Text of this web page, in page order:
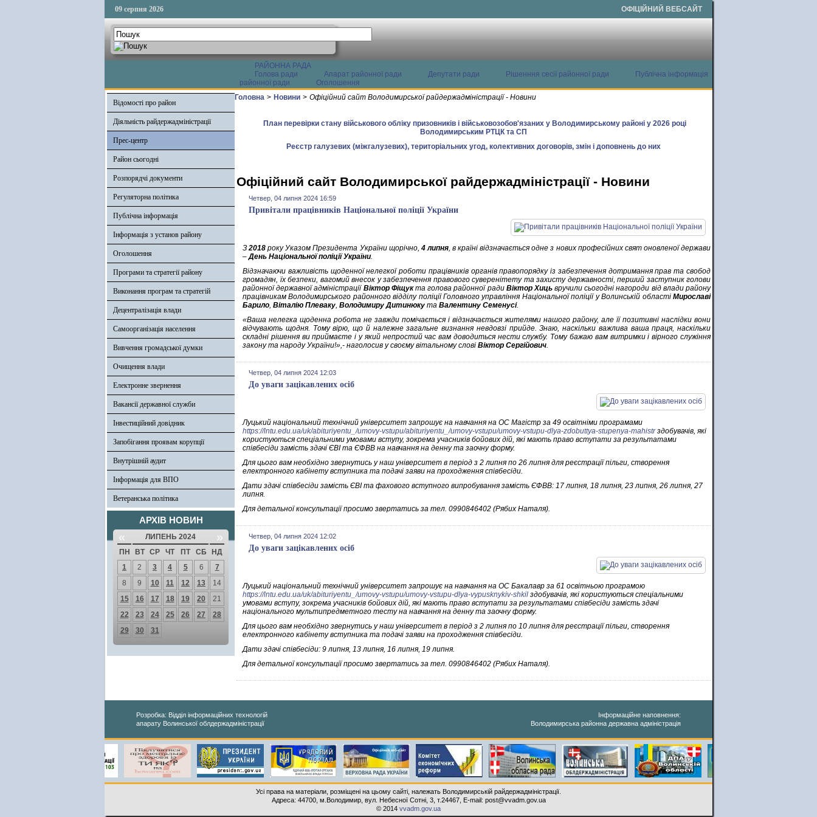
09 серпня 2026 ОФІЦІЙНИЙ ВЕБСАЙТ
РАЙОННА РАДА
Голова ради
Апарат районної ради Депутати ради Рішенння сесії районної ради
Публічна інформація
районної ради
Оголошення
Відомості про район
Діяльність райдержадміністрації
Прес-центр
Район сьогодні
Розпорядчі документи
Регуляторна політика
Публічна інформація
Інформація з установ району
Оголошення
Програми та стратегії району
Виконання програм та стратегій
Децентралізація влади
Самоорганізація населення
Вивчення громадської думки
Очищення влади
Електронне звернення
Вакансії державної служби
Інвестиційний довідник
Запобігання проявам корупції
Внутрішній аудит
Інформація для ВПО
Ветеранська політика
АРХІВ НОВИН
« ЛИПЕНЬ 2024 »
ПН ВТ СР ЧТ ПТ СБ
НД
1
2 3 4 5 6
7
8
9 10 11 12 13
14
15
16 17 18 19 20
21
22
23 24 25 26 27
28
29
30 31
Головна > Новини > Офіційний сайт Володимирської райдержадміністрації - Новини
План перевірки стану військового обліку призовників і військовозобов'язаних у Володимирському районі у 2026 році
Володимирським РТЦК та СП
Реєстр галузевих (міжгалузевих), територіальних угод, колективних договорів, змін і доповнень до них
Офіційний сайт Володимирської райдержадміністрації - Новини
Четвер, 04 липня 2024 16:59
Привітали працівників Національної поліції України
З2018 року Указом Президента України щорічно, 4 липня, в країні відзначається одне з нових професійних свят оновленої держави
–День Національної поліції України.
Відзначаючи важливість щоденної нелегкої роботи працівників органів правопорядку із забезпечення дотримання прав та свобод
громадян, їх безпеки, вагомий внесок у забезпечення правового суверенітету та захисту державності, перший заступник голови
районної державної адміністрації Віктор Фіщукта голова районної ради Віктор Хицьвручили сьогодні нагороди від влади району
працівникам Володимирського районного відділу поліції Головного управління Національної поліції у Волинській області Мирославі
Барило, Віталію Плеваку, Володимиру Дитинюку та Валентину Семенусі.
«Ваша нелегка щоденна робота не завжди помічається і відзначається жителями нашого району, але її позитивні наслідки вони
відчувають щодня. Тому вірю, що й належне загальне визнання невдовзі прийде. Знаю, наскільки важлива ваша праця, наскільки
складні рішення ви приймаєте і у який непростий час вам доводиться нести службу. Тому бажаю вам витримки і вірного служіння
закону та народу України!»,- наголосив у своєму вітальному слові Віктор Сергійович.
Четвер, 04 липня 2024 12:03
До уваги зацікавлених осіб
Луцький національний технічний університет запрошує на навчання на ОС Магістр за 49 освітніми програмами
https://lntu.edu.ua/uk/abituriyentu_/umovy-vstupu/abituriyentu_/umovy-vstupu/umovy-vstupu-dlya-zdobuttya-stupenya-mahistrздобувачів, які
користуються спеціальними умовами вступу, зокрема учасників бойових дій, які мають право вступати за результатами
співбесіди замість здачі ЄВІ та ЄФВВ на навчання на денну та заочну форму.
Для цього вам необхідно звернутись у наш університет в період з 2 липня по 26 липня для реєстрації пільги, створення
електронного кабінету вступника та подачі заяви на проходження співбесіди.
Дати здачі співбесіди замість ЄВІ та фахового вступного випробування замість ЄФВВ: 17 липня, 18 липня, 23 липня, 26 липня, 27
липня.
Для детальної консультації просимо звертатись за тел. 0990846402 (Рябих Наталя).
Четвер, 04 липня 2024 12:02
До уваги зацікавлених осіб
Луцький національний технічний університет запрошує на навчання на ОС Бакалавр за 61 освітньою програмою
https://lntu.edu.ua/uk/abituriyentu_/umovy-vstupu/umovy-vstupu-dlya-vypusknykiv-shkil здобувачів, які користуються спеціальними
умовами вступу, зокрема учасників бойових дій, які мають право вступати за результатами співбесіди замість здачі
національного мультипредметного тесту на навчання на денну та заочну форму.
Для цього вам необхідно звернутись у наш університет в період з 2 липня по 10 липня для реєстрації пільги, створення
електронного кабінету вступника та подачі заяви на проходження співбесіди.
Дати здачі співбесіди: 9 липня, 13 липня, 16 липня, 19 липня.
Для детальної консультації просимо звертатись за тел. 0990846402 (Рябих Наталя).
Розробка: Відділ інформаційних технологій
апарату Волинської облдержадміністрації
Інформаційне наповнення:
Володимирська районна державна адміністрація
Усі права на матеріали, розміщені на цьому сайті, належать Володимирській райдержадміністрації.
Адреса: 44700, м.Володимир, вул. Небесної Сотні, 3, т.24467, E-mail: post@vvadm.gov.ua
© 2014 vvadm.gov.ua